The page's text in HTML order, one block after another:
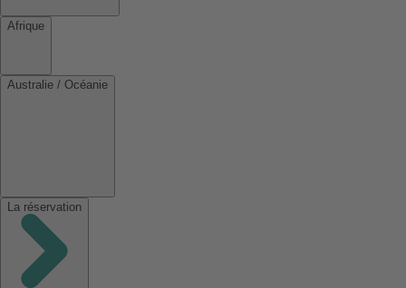
Afrique
Australie / Océanie
La réservation